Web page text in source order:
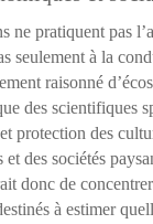
ne pratiquent pas
seulement à la
raisonné
des scientifiques
protection des
des sociétés
donc de
à estimer